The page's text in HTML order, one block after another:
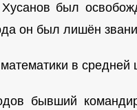
был
он был лишён
математики в
бывший